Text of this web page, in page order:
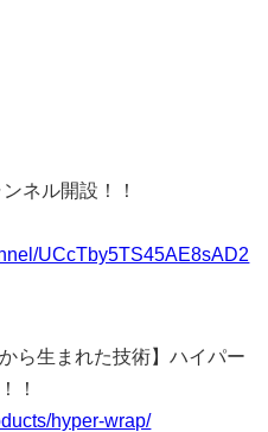
ネル開設！！
UCcTby5TS45AE8sAD2
生まれた技術】ハイパー
！
hyper-wrap/